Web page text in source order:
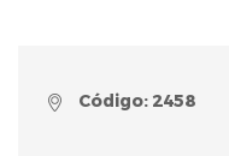
Código: 2458